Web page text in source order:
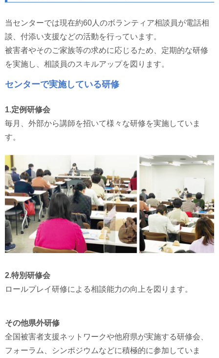
当センターでは現在約60人のボランティア相談員が電話相
談、付添い支援などの活動を行っています。
被害者やそのご家族等の求めに応じるため、定期的な研修
を実施し、相談員のスキルアップを図ります。
センターで実施している研修
1.定例研修会
毎月、外部から講師を招いて様々な研修を実施していま
す。
2.特別研修会
ロールプレイ研修による相談能力の向上を図ります。
その他県外研修
全国被害者支援ネットワークや他府県が実施する研修会、
フォーラム、シンポジウムなどに積極的に参加していま